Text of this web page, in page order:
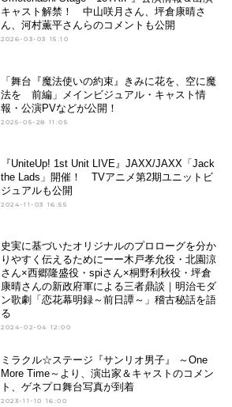
キャスト解禁！ 中山咲月さん、坪倉康晴さ
ん、河村薫平さんらのコメントも公開
2026-03-03 15:10
「舞台『魔法使いの約束』きみに花を、空に魔
法を 前編」メインビジュアル・キャスト情
報・公演PVなどが公開！
2025-05-28 11:05
『UniteUp! 1st Unit LIVE』JAXX/JAXX「Jack
the Lads」開催！ TVアニメ第2期ユニットビ
ジュアルも公開
2024-11-03 16:55
史実に基づいたオリジナルのプロローグを分か
りやすく伝えるためにーー木戸孝允役・北園涼
さん×西郷隆盛役・spiさん×桐野利秋役・坪倉
康晴さんの新政府軍による三者鼎談｜明治モダ
ン歌劇「恋花幕明録～前日譚～」稽古秘話を語
る
2024-02-04 12:00
ミラクル☆ステージ『サンリオ男子』 ～One
More Time～より、演出家＆キャストのコメン
ト、ゲネプロ舞台写真が到着
2023-11-10 16:00